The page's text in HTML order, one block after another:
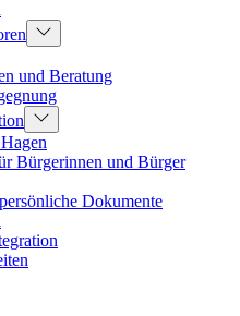
und Beratung
Bürgerinnen und Bürger
Dokumente